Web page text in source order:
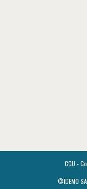
CGU -
©IDEMO